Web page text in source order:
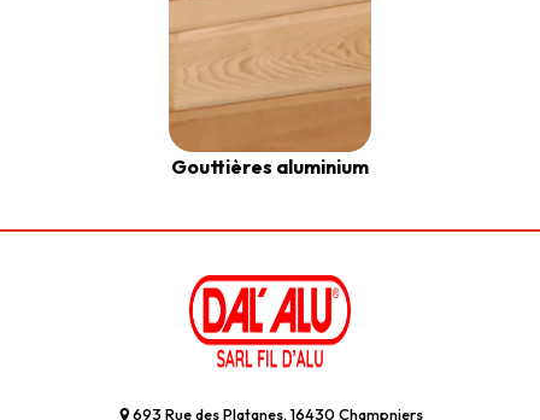
Gouttières aluminium
693 Rue des Platanes, 16430 Champniers